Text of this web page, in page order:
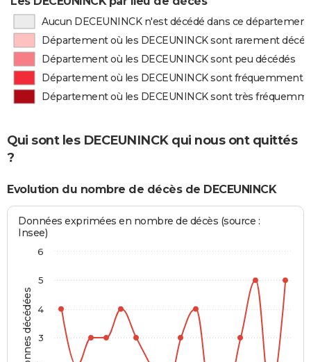
Aucun DECEUNINCK n'est décédé dans ce département
Département où les DECEUNINCK sont rarement
Département où les DECEUNINCK sont peu décédés
Département où les DECEUNINCK sont fréquemment
Département où les DECEUNINCK sont très
Qui sont les DECEUNINCK qui nous ont quittés
?
Evolution du nombre de décès de DECEUNINCK
Personnes décédées
Données exprimées en nombre de décès (source :
Insee)
3
4
5
6